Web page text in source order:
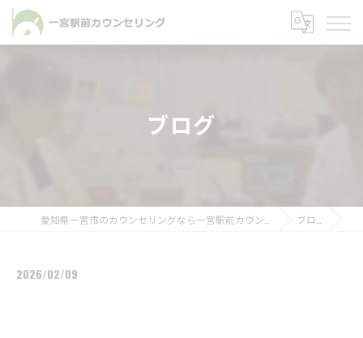
ブログ
ブログ
2026/02/09